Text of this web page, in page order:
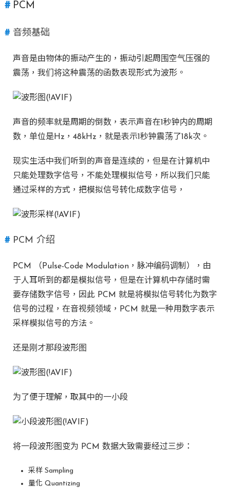
PCM
音频基础
声音是由物体的振动产生的，振动引起周围空气压强的
震荡，我们将这种震荡的函数表现形式为波形。
声音的频率就是周期的倒数，表示声音在1秒钟内的周期
数，单位是Hz，48kHz，就是表示1秒钟震荡了18k次。
现实生活中我们听到的声音是连续的，但是在计算机中
只能处理数字信号，不能处理模拟信号，所以我们只能
通过采样的方式，把模拟信号转化成数字信号，
PCM 介绍
PCM （Pulse-Code Modulation，脉冲编码调制），由
于人耳听到的都是模拟信号，但是在计算机中存储时需
要存储数字信号，因此 PCM 就是将模拟信号转化为数字
信号的过程，在音视频领域，PCM 就是一种用数字表示
采样模拟信号的方法。
还是刚才那段波形图
为了便于理解，取其中的一小段
将一段波形图变为 PCM 数据大致需要经过三步：
采样 Sampling
量化 Quantizing